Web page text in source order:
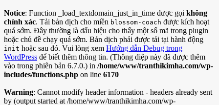
Notice: Function _load_textdomain_just_in_time được gọi không
chính xác. Tải bản dịch cho miền blossom-coach được kích hoạt
quá sớm. Đây thường là dấu hiệu cho thấy một số mã trong plugin
hoặc chủ đề chạy quá sớm. Bản dịch phải được tải tại hành động
init hoặc sau đó. Vui lòng xem Hướng dẫn Debug trong
WordPress để biết thêm thông tin. (Thông điệp này đã được thêm
vào trong phiên bản 6.7.0.) in /home/www/tranthikimha.com/wp-
includes/functions.php on line 6170
Warning: Cannot modify header information - headers already sent
by (output started at /home/www/tranthikimha.com/wp-